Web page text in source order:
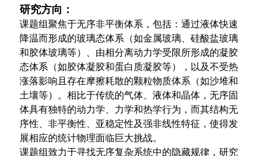
研究方向：
课题组聚焦于无序非平衡体系，包括：通过液体快速
降温而形成的玻璃态体系（如金属玻璃、硅酸盐玻璃
和胶体玻璃等）、由相分离动力学受限所形成的凝胶
态体系（如胶体凝胶和蛋白质凝胶等）， 以及不受热
涨落影响且存在摩擦耗散的颗粒物质体系（如沙堆和
土壤等）。相比于传统的气体、液体和晶体，无序固
体具有独特的动力学、力学和热学行为，而其结构无
序性、非平衡性、亚稳定性及强非线性特征，使得发
展相应的统计物理面临巨大挑战。
课题组致力于寻找无序复杂系统中的隐藏规律，研究